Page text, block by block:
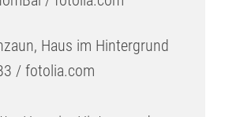
Haus im Hintergrund
/ fotolia.com